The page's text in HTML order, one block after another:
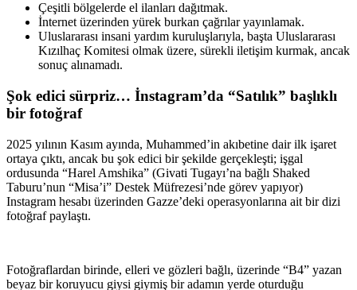
Çeşitli bölgelerde el ilanları dağıtmak.
İnternet üzerinden yürek burkan çağrılar yayınlamak.
Uluslararası insani yardım kuruluşlarıyla, başta Uluslararası
Kızılhaç Komitesi olmak üzere, sürekli iletişim kurmak, ancak
sonuç alınamadı.
Şok edici sürpriz… İnstagram’da “Satılık” başlıklı
bir fotoğraf
2025 yılının Kasım ayında, Muhammed’in akıbetine dair ilk işaret
ortaya çıktı, ancak bu şok edici bir şekilde gerçekleşti; işgal
ordusunda “Harel Amshika” (Givati Tugayı’na bağlı Shaked
Taburu’nun “Misa’i” Destek Müfrezesi’nde görev yapıyor)
Instagram hesabı üzerinden Gazze’deki operasyonlarına ait bir dizi
fotoğraf paylaştı.
Fotoğraflardan birinde, elleri ve gözleri bağlı, üzerinde “B4” yazan
beyaz bir koruyucu giysi giymiş bir adamın yerde oturduğu